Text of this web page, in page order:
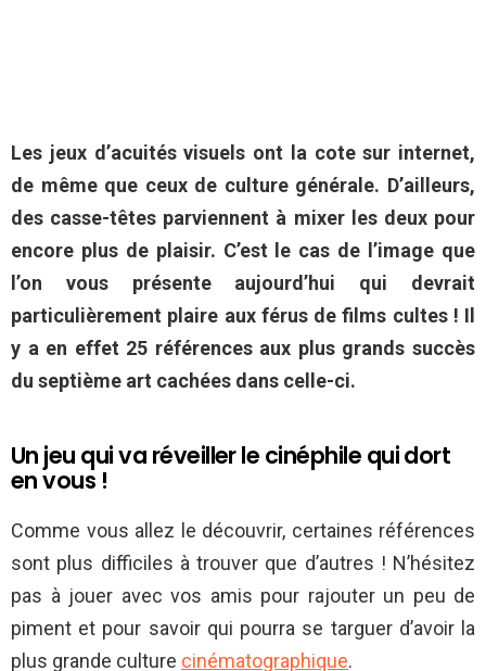
Les jeux d’acuités visuels ont la cote sur internet,
de même que ceux de culture générale. D’ailleurs,
des casse-têtes parviennent à mixer les deux pour
encore plus de plaisir. C’est le cas de l’image que
l’on vous présente aujourd’hui qui devrait
particulièrement plaire aux férus de films cultes ! Il
y a en effet 25 références aux plus grands succès
du septième art cachées dans celle-ci.
Un jeu qui va réveiller le cinéphile qui dort
en vous !
Comme vous allez le découvrir, certaines références
sont plus difficiles à trouver que d’autres ! N’hésitez
pas à jouer avec vos amis pour rajouter un peu de
piment et pour savoir qui pourra se targuer d’avoir la
plus grande culture cinématographique.